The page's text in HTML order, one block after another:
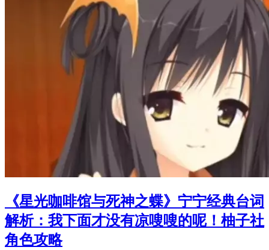
《星光咖啡馆与死神之蝶》宁宁经典台词
解析：我下面才没有凉嗖嗖的呢！柚子社
角色攻略